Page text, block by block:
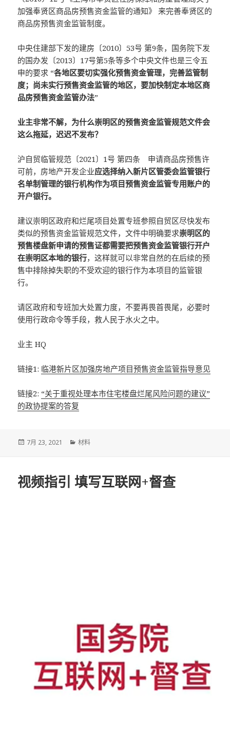
加强奉贤区商品房预售资金监管的通知》 来完善奉贤区的
商品房预售资金监管制度。
中央住建部下发的建房〔2010〕53号 第9条，国务院下发
的国办发〔2013〕17号第5条等多个中央文件也是三令五
申的要求 “各地区要切实强化预售资金管理，完善监管制
度；尚未实行预售资金监管的地区，要加快制定本地区商
品房预售资金监管办法”
业主非常不解，为什么崇明区的预售资金监管规范文件会
这么拖延，迟迟不发布？
沪自贸临管规范〔2021〕1号 第四条 申请商品房预售许
可前，房地产开发企业应选择纳入新片区管委会监管银行
名单制管理的银行机构作为项目预售资金监管专用账户的
开户银行。
建议崇明区政府和烂尾项目处置专班参照自贸区尽快发布
类似的预售资金监管规范文件，文件中明确要求崇明区的
预售楼盘新申请的预售证都需要把预售资金监管银行开户
在崇明区本地的银行，这样就可以非常自然的在后续的预
售中排除掉失职的不受欢迎的银行作为本项目的监管银
行。
请区政府和专班加大处置力度，不要再畏首畏尾，必要时
使用行政命令等手段，救人民于水火之中。
业主 HQ
链接1: 临港新片区加强房地产项目预售资金监管指导意见
链接2: “关于重视处理本市住宅楼盘烂尾风险问题的建议”
的政协提案的答复
发
7月 23, 2021
分
材料
视频指引 填写互联网+督查